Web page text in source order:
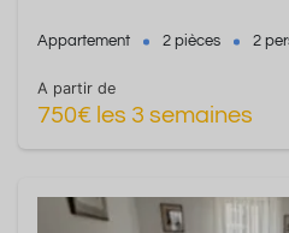
Appartement 2 pièces 2
A partir de
750€ les 3 semaines